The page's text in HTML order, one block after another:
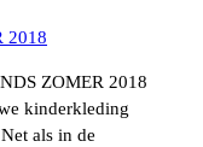
2018
ZOMER 2018
kinderkleding
als in de